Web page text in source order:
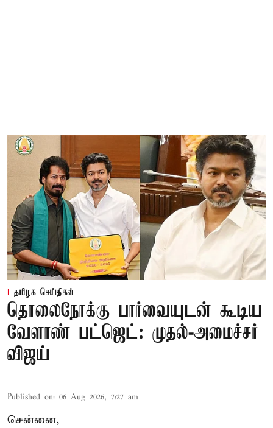
தமிழக செய்திகள்
தொலைநோக்கு பார்வையுடன் கூடிய
வேளாண் பட்ஜெட்: முதல்-அமைச்சர்
விஜய்
Published on: 06 Aug 2026, 7:27 am
சென்னை,